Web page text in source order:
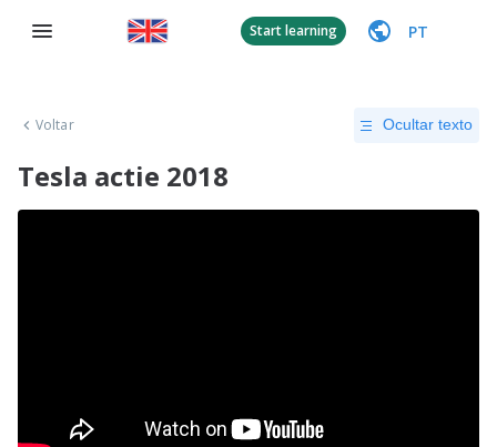
Start learning PT
Voltar Ocultar texto
Tesla actie 2018